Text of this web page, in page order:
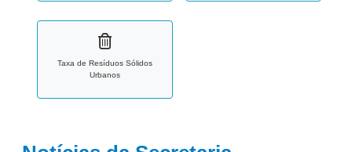
Taxa de Resíduos Sólidos
Urbanos